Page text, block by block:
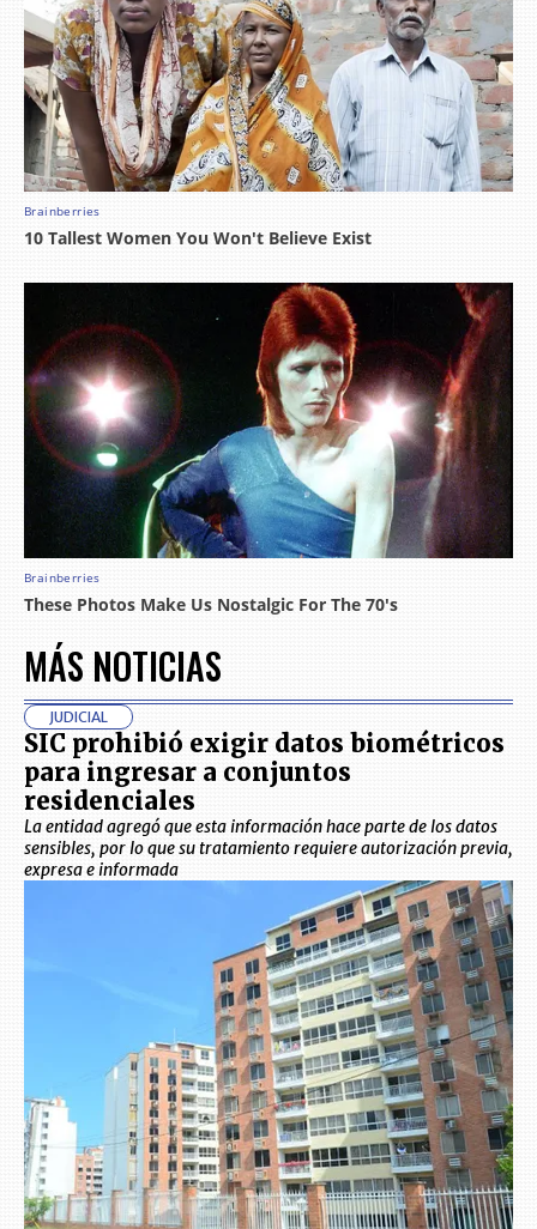
MÁS NOTICIAS
JUDICIAL
SIC prohibió exigir datos biométricos
para ingresar a conjuntos
residenciales
La entidad agregó que esta información hace parte de los datos
sensibles, por lo que su tratamiento requiere autorización previa,
expresa e informada